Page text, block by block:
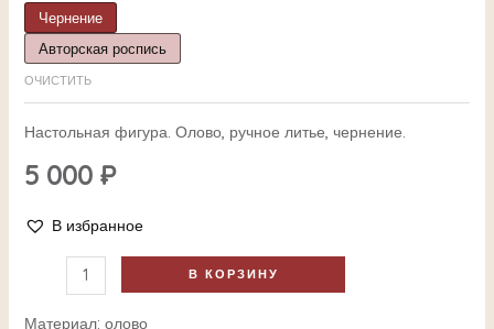
Чернение
Авторская роспись
ОЧИСТИТЬ
Настольная фигура. Олово, ручное литье, чернение.
5 000 ₽
В избранное
В КОРЗИНУ
Материал: олово